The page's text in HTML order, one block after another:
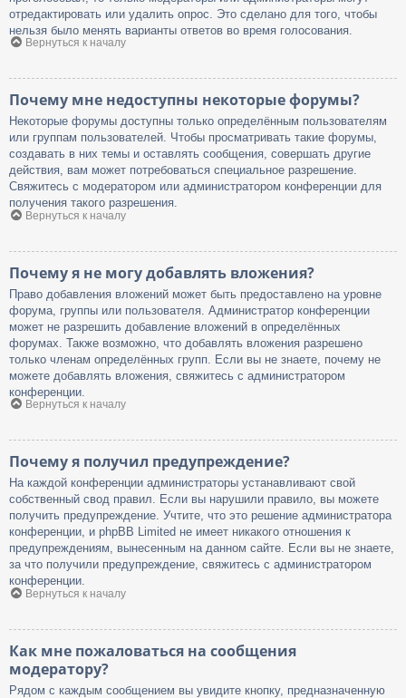
отредактировать или удалить опрос. Это сделано для того, чтобы
нельзя было менять варианты ответов во время голосования.
Вернуться к началу
Почему мне недоступны некоторые форумы?
Некоторые форумы доступны только определённым пользователям
или группам пользователей. Чтобы просматривать такие форумы,
создавать в них темы и оставлять сообщения, совершать другие
действия, вам может потребоваться специальное разрешение.
Свяжитесь с модератором или администратором конференции для
получения такого разрешения.
Вернуться к началу
Почему я не могу добавлять вложения?
Право добавления вложений может быть предоставлено на уровне
форума, группы или пользователя. Администратор конференции
может не разрешить добавление вложений в определённых
форумах. Также возможно, что добавлять вложения разрешено
только членам определённых групп. Если вы не знаете, почему не
можете добавлять вложения, свяжитесь с администратором
конференции.
Вернуться к началу
Почему я получил предупреждение?
На каждой конференции администраторы устанавливают свой
собственный свод правил. Если вы нарушили правило, вы можете
получить предупреждение. Учтите, что это решение администратора
конференции, и phpBB Limited не имеет никакого отношения к
предупреждениям, вынесенным на данном сайте. Если вы не знаете,
за что получили предупреждение, свяжитесь с администратором
конференции.
Вернуться к началу
Как мне пожаловаться на сообщения
модератору?
Рядом с каждым сообщением вы увидите кнопку, предназначенную